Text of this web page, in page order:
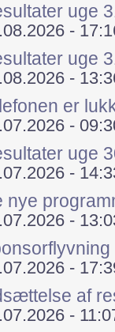
uge
-
uge
-
er
-
uge
-
nye
-
-
af
-